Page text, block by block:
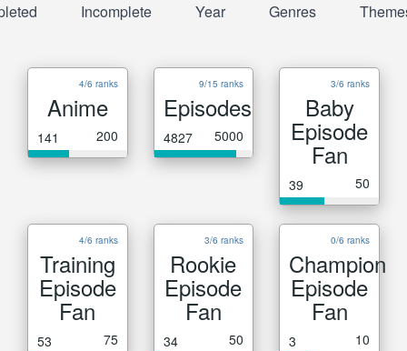
Incomplete Year Genres
4/6 ranks
Anime
141 200
9/15 ranks
Episodes
4827 5000
3/6 ranks
Baby
Episode
Fan
39 50
4/6 ranks
Training
Episode
Fan
53 75
3/6 ranks
Rookie
Episode
Fan
34 50
0/6 ranks
Champion
Episode
Fan
3 10